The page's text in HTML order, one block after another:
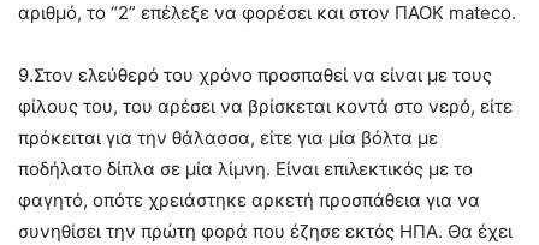
αριθμό, το “2” επέλεξε να φορέσει και στον ΠΑΟΚ mateco.
9.Στον ελεύθερό του χρόνο προσπαθεί να είναι με τους
φίλους του, του αρέσει να βρίσκεται κοντά στο νερό, είτε
πρόκειται για την θάλασσα, είτε για μία βόλτα με
ποδήλατο δίπλα σε μία λίμνη. Είναι επιλεκτικός με το
φαγητό, οπότε χρειάστηκε αρκετή προσπάθεια για να
συνηθίσει την πρώτη φορά που έζησε εκτός ΗΠΑ. Θα έχει